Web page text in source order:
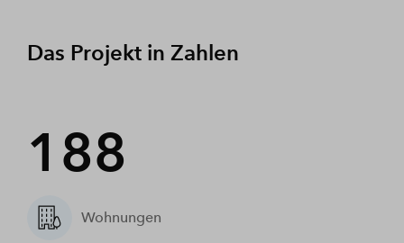
Das Projekt in Zahlen
188
Wohnungen